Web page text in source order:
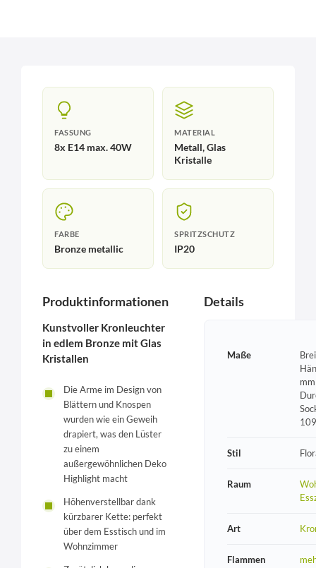
FASSUNG
8x E14 max. 40W
MATERIAL
Metall, Glas
Kristalle
FARBE
Bronze metallic
SPRITZSCHUTZ
IP20
Produktinformationen
Kunstvoller Kronleuchter
in edlem Bronze mit Glas
Kristallen
Die Arme im Design von
Blättern und Knospen
wurden wie ein Geweih
drapiert, was den Lüster
zu einem
außergewöhnlichen Deko
Highlight macht
Höhenverstellbar dank
kürzbarer Kette: perfekt
über dem Esstisch und im
Wohnzimmer
Details
Maße
Stil
Raum
Art
Flammen